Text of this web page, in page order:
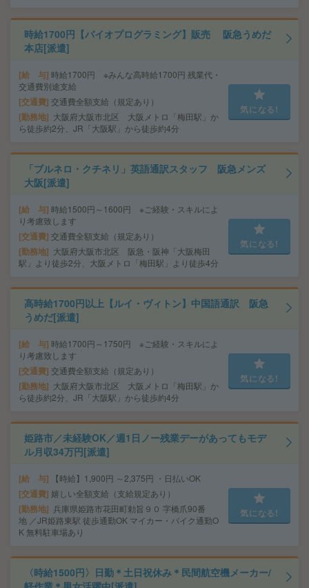
時給1700円【バイオプログラミング】販売 阪急うめだ
本店[派遣]
給 与 時給1700円 ※みんな高時給1700円 残業代・
交通費別途支給
交通費 交通費全額支給（規定あり）
勤務地
大阪府大阪市北区 大阪メトロ「梅田駅」か
ら徒歩約2分、JR「大阪駅」から徒歩約4分
気になる!
「ブルネロ・クチネリ」英語通訳スタッフ 阪急メンズ
大阪[派遣]
給 与 時給1500円～1600円 ※ご経験・スキルによ
り考慮致します
交通費 交通費全額支給（規定あり）
勤務地
大阪府大阪市北区 阪急・阪神「大阪梅田
駅」より徒歩2分、大阪メトロ「梅田駅」より徒歩4分
気になる!
高時給1700円以上【ルイ・ヴィトン】中国語通訳 阪急
うめだ[派遣]
給 与 時給1700円～1750円 ※ご経験・スキルによ
り考慮致します
交通費 交通費全額支給（規定あり）
勤務地
大阪府大阪市北区 大阪メトロ「梅田駅」か
ら徒歩約2分、JR「大阪駅」から徒歩約4分
気になる!
姫路市／未経験OK／週1日ノー残業デーがあってもモデ
ル月収34万円[派遣]
給 与 【時給】1,900円 ～2,375円 ・日払いOK
交通費 嬉しい全額支給（支給規定あり）
勤務地 兵庫県姫路市花田町勅旨９０ 字橋爪90番
地 ／JR姫路東駅 徒歩通勤OK マイカー・バイク通勤O
K 無料駐車場あり
気になる!
〈時給1500円〉日勤＊土日祝休み＊民間航空機メーカー/